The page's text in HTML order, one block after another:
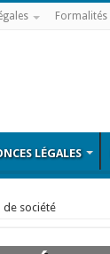
Formalités
LÉGALES
de société